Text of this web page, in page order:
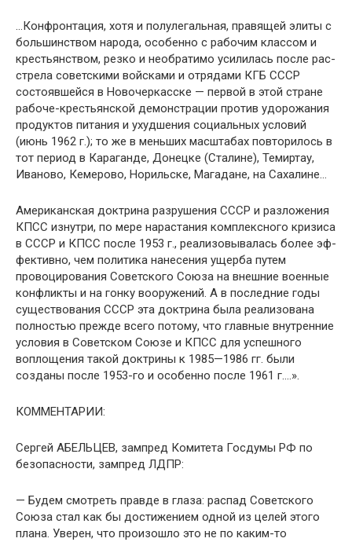
…Конфронтация, хотя и полулегальная, правящей эли­ты с
большинством народа, особенно с рабочим классом и
крестьянством, резко и необратимо усилилась после рас­
стрела советскими войсками и отрядами КГБ СССР
состо­явшейся в Новочеркасске — первой в этой стране
рабоче-крестьянской демонстрации против удорожания
продуктов питания и ухудшения социальных условий
(июнь 1962 г.); то же в меньших масштабах повторилось в
тот период в Ка­раганде, Донецке (Сталине), Темиртау,
Иваново, Кемерово, Норильске, Магадане, на Сахалине…
Американская доктрина разрушения СССР и разложения
КПСС изнутри, по мере нарастания комплексного кризиса
в СССР и КПСС после 1953 г., реализовывалась более эф­
фективно, чем политика нанесения ущерба путем
провоци­рования Советского Союза на внешние военные
конфликты и на гонку вооружений. А в последние годы
существования СССР эта доктрина была реализована
полностью прежде всего потому, что главные внутренние
условия в Советском Союзе и КПСС для успешного
воплощения такой доктрины к 1985—1986 гг. были
созданы после 1953-го и особенно после 1961 г….».
КОММЕНТАРИИ:
Сергей АБЕЛЬЦЕВ, зампред Комитета Госдумы РФ по
безопасности, зампред ЛДПР:
— Будем смотреть правде в глаза: распад Советского
Союза стал как бы достижением одной из целей этого
пла­на. Уверен, что произошло это не по каким-то